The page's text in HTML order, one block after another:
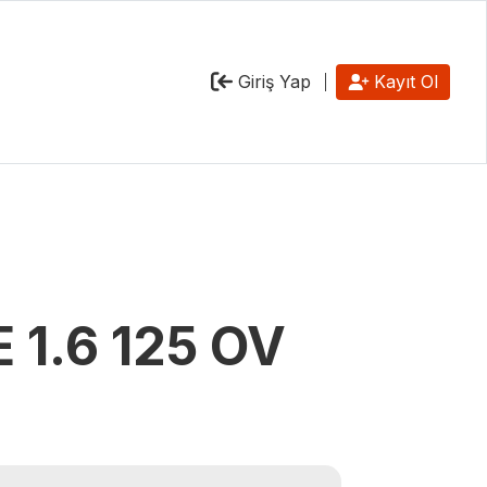
Giriş Yap Kayıt Ol
1.6 125 OV